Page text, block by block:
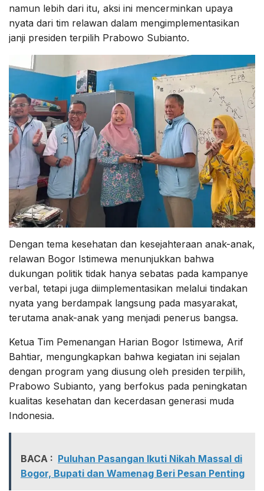
namun lebih dari itu, aksi ini mencerminkan upaya
nyata dari tim relawan dalam mengimplementasikan
janji presiden terpilih Prabowo Subianto.
Dengan tema kesehatan dan kesejahteraan anak-anak,
relawan Bogor Istimewa menunjukkan bahwa
dukungan politik tidak hanya sebatas pada kampanye
verbal, tetapi juga diimplementasikan melalui tindakan
nyata yang berdampak langsung pada masyarakat,
terutama anak-anak yang menjadi penerus bangsa.
Ketua Tim Pemenangan Harian Bogor Istimewa, Arif
Bahtiar, mengungkapkan bahwa kegiatan ini sejalan
dengan program yang diusung oleh presiden terpilih,
Prabowo Subianto, yang berfokus pada peningkatan
kualitas kesehatan dan kecerdasan generasi muda
Indonesia.
BACA : Puluhan Pasangan Ikuti Nikah Massal di
Bogor, Bupati dan Wamenag Beri Pesan Penting